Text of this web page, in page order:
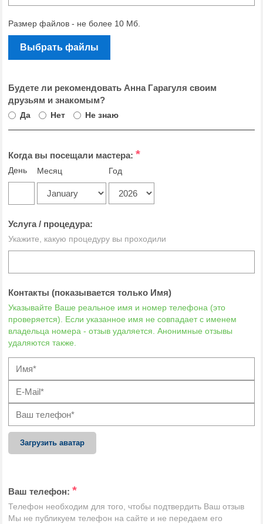
Размер файлов - не более 10 Мб.
Выбрать файлы
Будете ли рекомендовать Анна Гарагуля своим
друзьям и знакомым?
Да Нет Не знаю
Когда вы посещали мастера: *
День Месяц Год
Услуга / процедура:
Укажите, какую процедуру вы проходили
Контакты (показывается только Имя)
Указывайте Ваше реальное имя и номер телефона (это
проверяется). Если указанное имя не совпадает с именем
владельца номера - отзыв удаляется. Анонимные отзывы
удаляются также.
Загрузить аватар
Ваш телефон: *
Телефон необходим для того, чтобы подтвердить Ваш отзыв
Мы не публикуем телефон на сайте и не передаем его